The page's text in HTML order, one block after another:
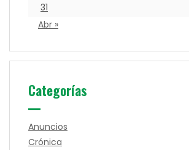
31
Abr »
Categorías
Anuncios
Crónica